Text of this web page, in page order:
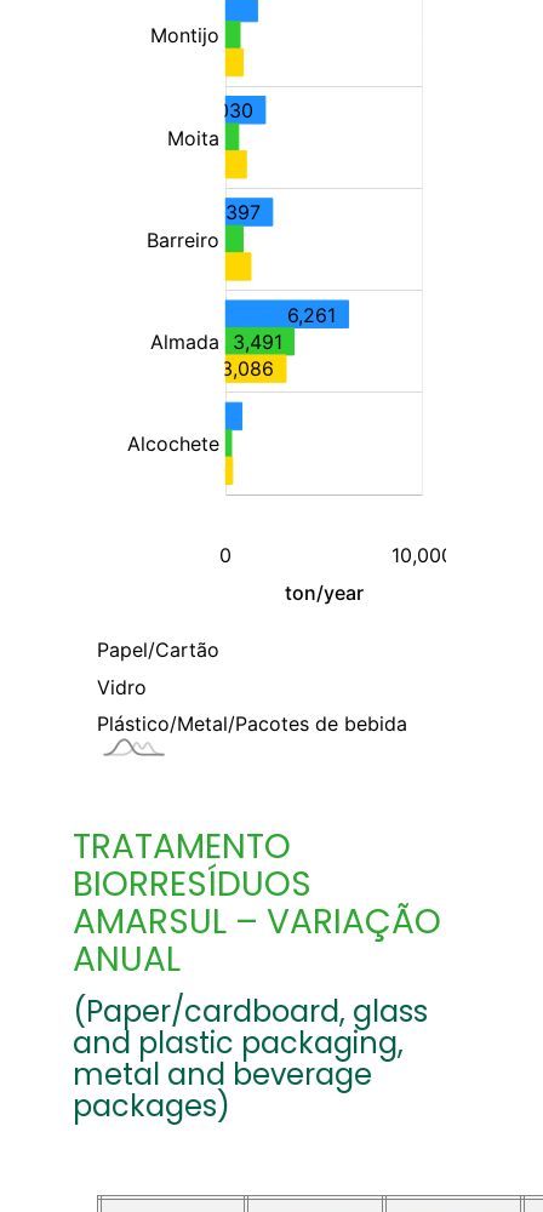
TRATAMENTO
BIORRESÍDUOS
AMARSUL – VARIAÇÃO
ANUAL
(Paper/cardboard, glass
and plastic packaging,
metal and beverage
packages)